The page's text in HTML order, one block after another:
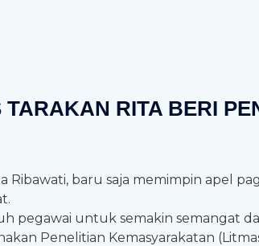
RITA BERI
Ribawati, baru saja memimpin apel
pegawai untuk semakin semangat
Penelitian Kemasyarakatan